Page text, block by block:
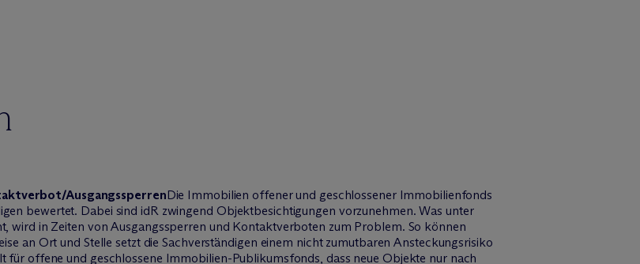
AusgangssperrenDie Immobilien offener und geschlossener Immobilienfonds
bewertet. Dabei sind idR zwingend Objektbesichtigungen vorzunehmen. Was unter
wird in Zeiten von Ausgangssperren und Kontaktverboten zum Problem. So können
an Ort und Stelle setzt die Sachverständigen einem nicht zumutbaren Ansteckungsrisiko
für offene und geschlossene Immobilien-Publikumsfonds, dass neue Objekte nur nach